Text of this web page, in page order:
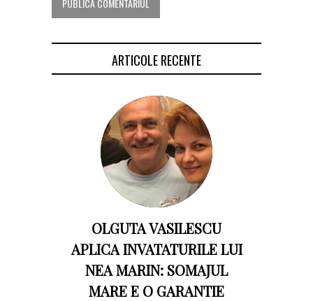
ARTICOLE RECENTE
OLGUTA VASILESCU
APLICA INVATATURILE LUI
NEA MARIN: SOMAJUL
MARE E O GARANTIE